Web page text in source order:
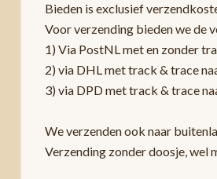
Bieden is exclusief
Voor verzending bieden we de
1) Via PostNL met en zonder
2) via DHL met track & trace
3) via DPD met track & trace
We verzenden ook naar
Verzending zonder doosje, wel